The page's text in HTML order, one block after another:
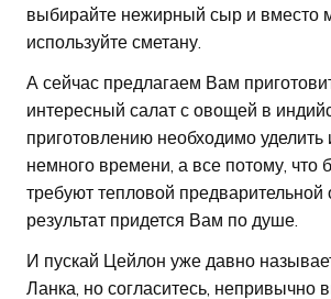
выбирайте нежирный сыр и вместо
используйте сметану.
А сейчас предлагаем Вам
интересный салат с овощей в
приготовлению необходимо уделить
немного времени, а все потому, что
требуют тепловой предварительной
результат придется Вам по душе.
И пускай Цейлон уже давно
Ланка, но согласитесь, непривычно